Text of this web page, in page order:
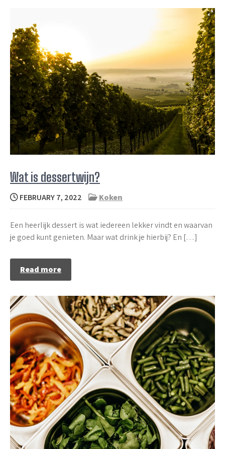
Wat is dessertwijn?
FEBRUARY 7, 2022 Koken
Een heerlijk dessert is wat iedereen lekker vindt en waarvan
je goed kunt genieten. Maar wat drink je hierbij? En […]
Read more